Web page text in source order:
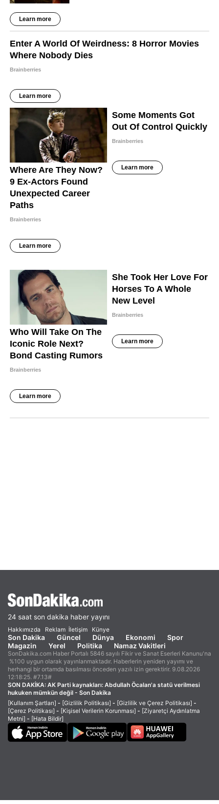
24 saat son dakika haber yayını
Hakkımızda Reklam İletişim Künye
Son Dakika Güncel Dünya Ekonomi
Spor
Magazin
Yerel Politika Namaz Vakitleri
SonDakika.com Haber Portalı 5846 sayılı Fikir ve Sanat Eserleri Kanunu'na
%100 uygun olarak yayınlanmaktadır. Haberlerin yeniden yayımı ve
herhangi bir ortamda basılması önceden yazılı izin gerektirir. 9.08.2026
12:18:25. #7.13#
SON DAKİKA: AK Parti kaynakları: Abdullah Öcalan'a statü verilmesi
hukuken mümkün değil - Son Dakika
[Kullanım Şartları] - [Gizlilik Politikası] - [Gizlilik ve Çerez Politikası] -
[Çerez Politikası] - [Kişisel Verilerin Korunması] - [Ziyaretçi Aydınlatma
Metni] - [Hata Bildir]